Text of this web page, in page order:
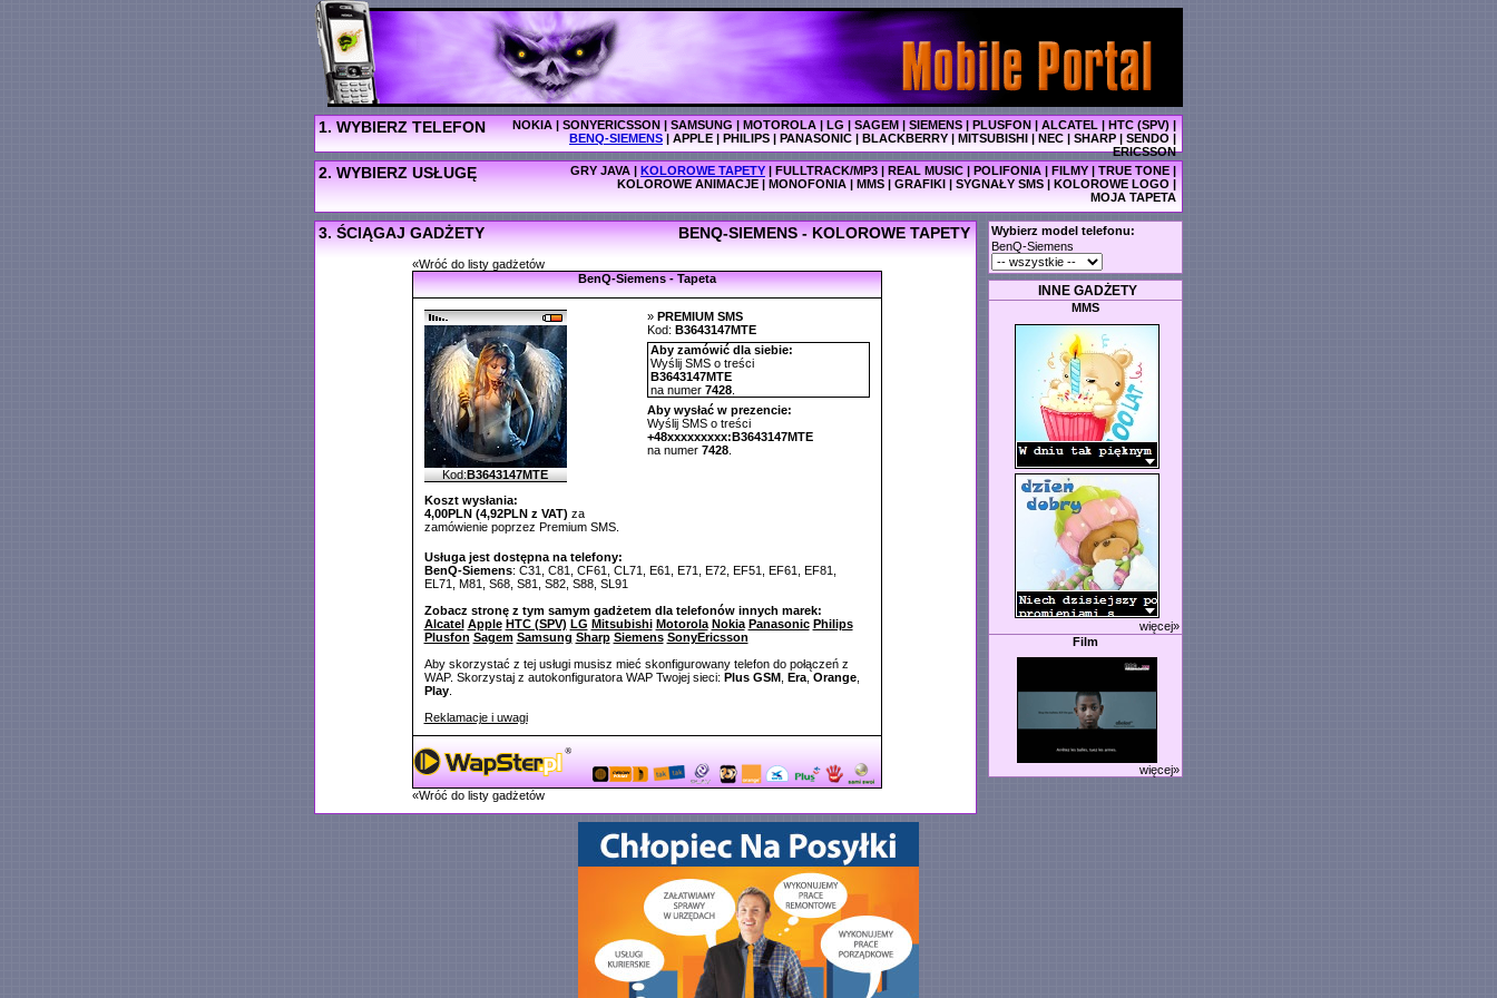
1. WYBIERZ TELEFON NOKIA|SONYERICSSON|SAMSUNG|MOTOROLA|LG|SAGEM|SIEMENS|PLUSFON|ALCATEL|HTC (SPV)|
BENQ-SIEMENS|APPLE|PHILIPS|PANASONIC|BLACKBERRY|MITSUBISHI|NEC|SHARP|SENDO|
ERICSSON
2. WYBIERZ USŁUGĘ GRY JAVA | KOLOROWE TAPETY | FULLTRACK/MP3 | REAL MUSIC | POLIFONIA | FILMY | TRUE TONE |
KOLOROWE ANIMACJE | MONOFONIA | MMS | GRAFIKI | SYGNAŁY SMS | KOLOROWE LOGO |
MOJA TAPETA
3. ŚCIĄGAJ GADŻETY BENQ-SIEMENS - KOLOROWE TAPETY
«Wróć do listy gadżetów
BenQ-Siemens - Tapeta
Kod:B3643147MTE
Koszt wysłania:
4,00PLN (4,92PLN z VAT) za
zamówienie poprzez Premium SMS.
» PREMIUM SMS
Kod: B3643147MTE
Aby zamówić dla siebie:
Wyślij SMS o treści
B3643147MTE
na numer 7428.
Aby wysłać w prezencie:
Wyślij SMS o treści
+48xxxxxxxxx:B3643147MTE
na numer 7428.
Usługa jest dostępna na telefony:
BenQ-Siemens: C31, C81, CF61, CL71, E61, E71, E72, EF51, EF61, EF81,
EL71, M81, S68, S81, S82, S88, SL91
Zobacz stronę z tym samym gadżetem dla telefonów innych marek:
Alcatel Apple HTC (SPV) LG Mitsubishi Motorola Nokia Panasonic Philips
Plusfon Sagem Samsung Sharp Siemens SonyEricsson
Aby skorzystać z tej usługi musisz mieć skonfigurowany telefon do połączeń z
WAP. Skorzystaj z autokonfiguratora WAP Twojej sieci: Plus GSM, Era, Orange,
Play.
Reklamacje i uwagi
«Wróć do listy gadżetów
Wybierz model telefonu:
BenQ-Siemens
INNE GADŻETY
MMS
więcej»
Film
więcej»